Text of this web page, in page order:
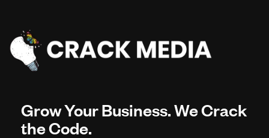
Grow Your Business. We Crack
the Code.